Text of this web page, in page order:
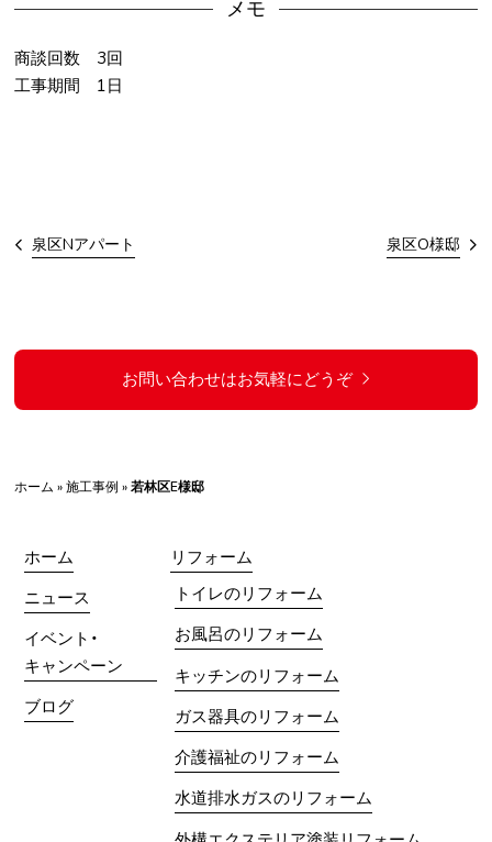
メモ
商談回数 3回
工事期間 1日
泉区Nアパート 泉区O様邸
お問い合わせはお気軽にどうぞ
ホーム »施工事例 »若林区E様邸
ホーム
ニュース
イベント・
キャンペーン
ブログ
リフォーム
トイレのリフォーム
お風呂のリフォーム
キッチンのリフォーム
ガス器具のリフォーム
介護福祉のリフォーム
水道排水ガスのリフォーム